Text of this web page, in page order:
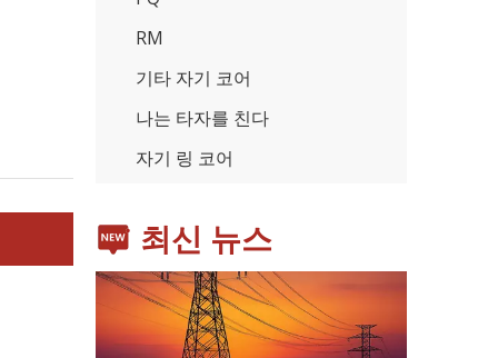
RM
기타 자기 코어
나는 타자를 친다
자기 링 코어
최신 뉴스
가전제품
스마트폰, 태블릿, 웨어러블 기기 등 가전제품이 확